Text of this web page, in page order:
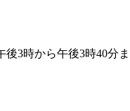
後3時から午後3時40分